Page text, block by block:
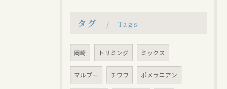
タグ Tags
岡崎 トリミング ミックス
マルプー チワワ ポメラニアン